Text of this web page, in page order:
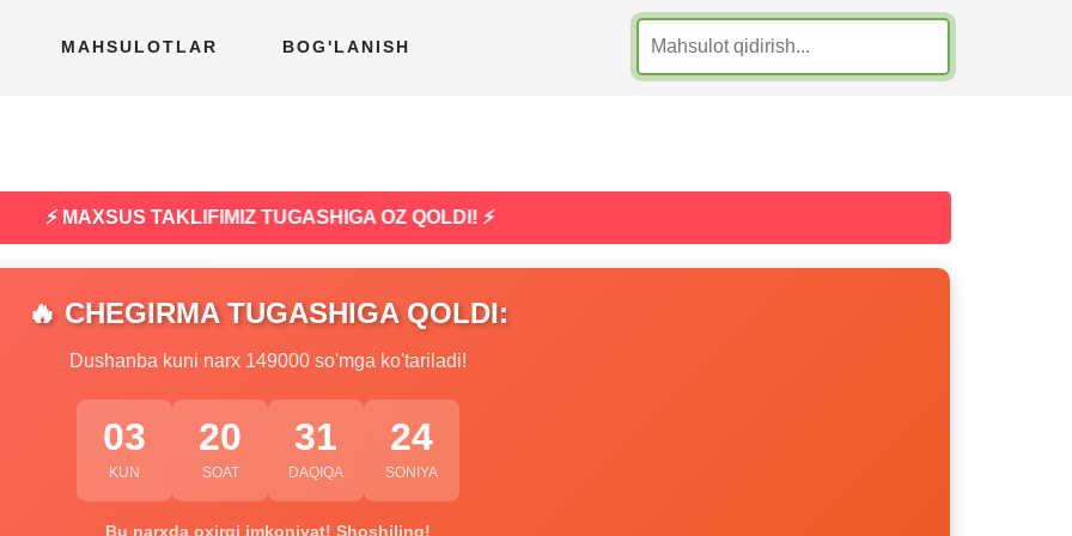
MAHSULOTLAR BOG'LANISH
⚡ MAXSUS TAKLIFIMIZ TUGASHIGA OZ QOLDI! ⚡
🔥 CHEGIRMA TUGASHIGA QOLDI:
Dushanba kuni narx 149000 so'mga ko'tariladi!
03
KUN
20
SOAT
31
DAQIQA
23
SONIYA
Bu narxda oxirgi imkoniyat! Shoshiling!